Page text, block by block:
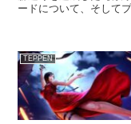
ードについて、そして
TEPPEN